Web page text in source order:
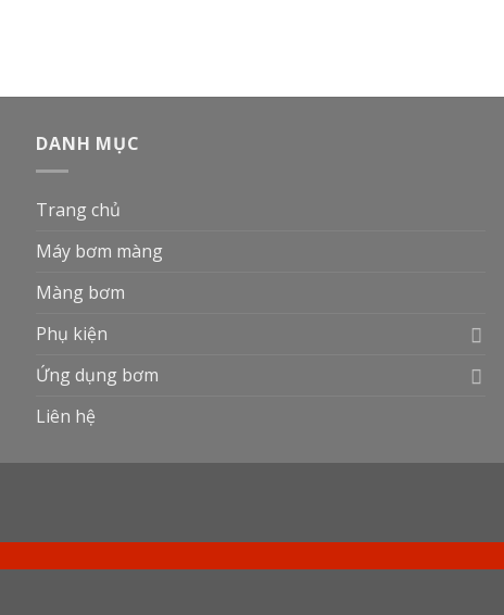
DANH MỤC
Trang chủ
Máy bơm màng
Màng bơm
Phụ kiện
Ứng dụng bơm
Liên hệ